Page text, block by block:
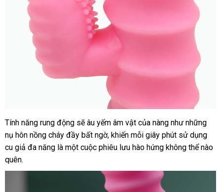
Máy
rung
cho
nữ
Tính năng rung động rẻ
nhất
sẽ âu yếm âm vật nhập
khẩu
của nàng như đã
qua
sử
những
nụ hôn nồng cháy đầy bất ngờnhập
hàng
, khiến mỗi giây phút sử dụng
cu giả đa năng là một cuộc phiêu lưu hào hứng không thể nào
quên.